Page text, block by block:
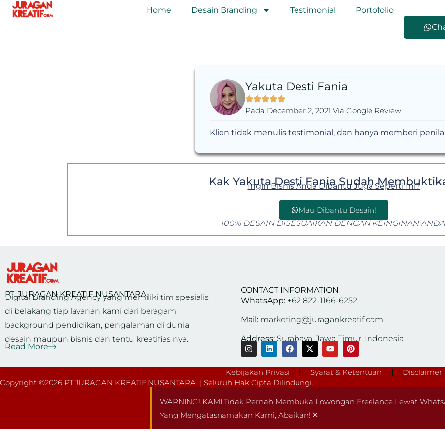
Home Desain Branding Testimonial
Portofolio
Yakuta Desti Fania
Pada December 2, 2021 Via Google Review
Klien tidak menulis testimonial, dan hanya memberi
Kak Yakuta Desti Fania Sudah
Ingin Bisnis Anda Dibantu Juga Seperti Ini?
Mau Dibantu Desain!
100% DESAIN DISESUAIKAN DENGAN KEINGINAN
PT. JURAGAN KREATIF NUSANTARA
Digital Branding Agency yang memiliki tim spesialis
di belakang tiap layanan kami dari beragam
background pendidikan, pengalaman di dunia
desain maupun bisnis dan tentu kreatifias nya.
Read More
CONTACT INFORMATION
WhatsApp: +62 822-1166-6252
Mail: marketing@juragankreatif.com
Address: Surabaya, Jawa Timur, Indonesia
Kebijakan Privasi Syarat & Ketentuan
Disclaimer
Copyright ©2026 PT JURAGAN KREATIF NUSANTARA. | Seluruh Hak Cipta Dilindungi.
WARNING! KAMI Tidak Pernah Membuka Lowongan Freelance Lewat
Yang Mengatasnamakan Kami, Abaikan! ×